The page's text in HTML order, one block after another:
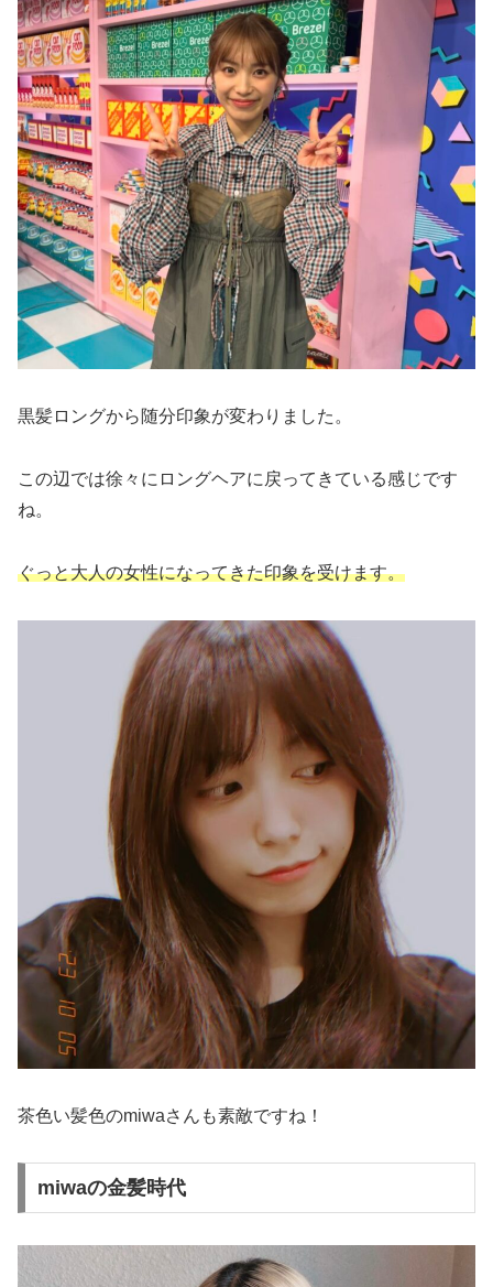
黒髪ロングから随分印象が変わりました。
この辺では徐々にロングヘアに戻ってきている感じです
ね。
ぐっと大人の女性になってきた印象を受けます。
茶色い髪色のmiwaさんも素敵ですね！
miwaの金髪時代